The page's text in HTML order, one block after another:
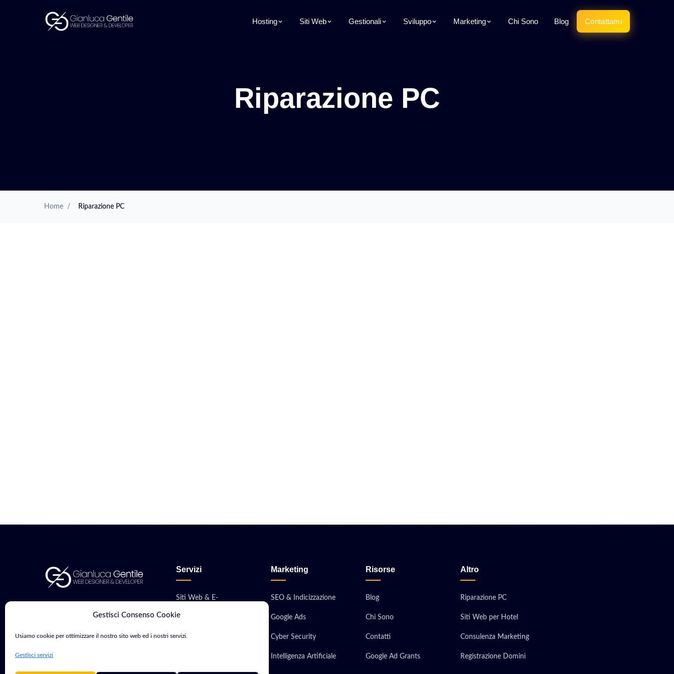
Gestisci Consenso Cookie
Usiamo cookie per ottimizzare il nostro sito web ed i nostri servizi.
Gestisci servizi
Hosting Siti Web Gestionali Sviluppo Marketing Chi Sono Blog Contattami
Riparazione PC
Home / Riparazione PC
Sviluppatore con oltre 15 anni di
mondo digitale.
Servizi
Siti Web & E-
Marketing
SEO & Indicizzazione
Google Ads
Cyber Security
Intelligenza Artificiale
Risorse
Blog
Chi Sono
Contatti
Google Ad Grants
Altro
Riparazione PC
Siti Web per Hotel
Consulenza Marketing
Registrazione Domini